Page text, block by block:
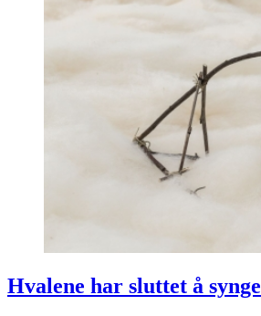
Hvalene har sluttet å synge